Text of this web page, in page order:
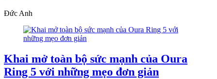
Đức Anh
Khai mở toàn bộ sức mạnh của Oura
Ring 5 với những mẹo đơn giản